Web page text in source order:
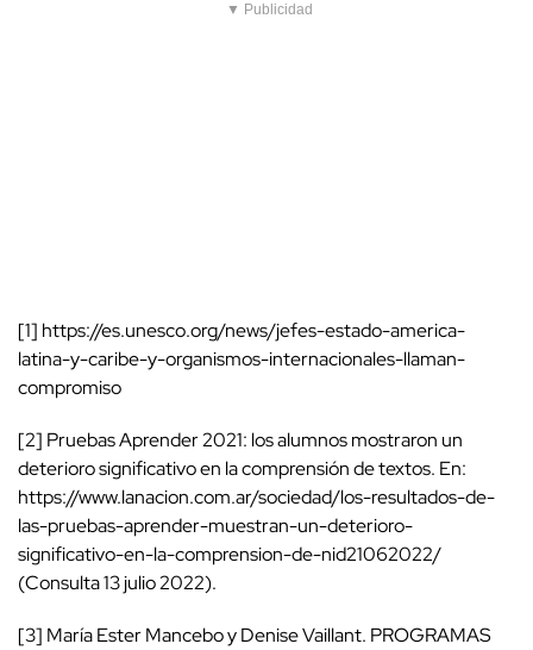
▼ Publicidad
[1] https://es.unesco.org/news/jefes-estado-america-
latina-y-caribe-y-organismos-internacionales-llaman-
compromiso
[2] Pruebas Aprender 2021: los alumnos mostraron un
deterioro significativo en la comprensión de textos. En:
https://www.lanacion.com.ar/sociedad/los-resultados-de-
las-pruebas-aprender-muestran-un-deterioro-
significativo-en-la-comprension-de-nid21062022/
(Consulta 13 julio 2022).
[3] María Ester Mancebo y Denise Vaillant. PROGRAMAS